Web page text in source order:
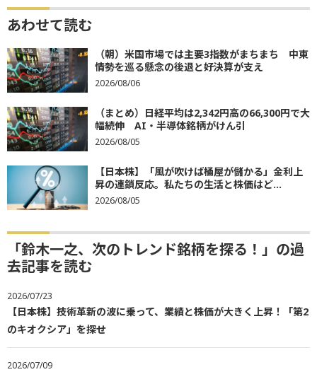
あわせて読む
（朝）米国市場では主要3指数がまちまち 中東
情勢を巡る懸念の後退と好決算が支え
2026/08/06
（まとめ）日経平均は2,342円高の66,300円で大
幅続伸 AI・半導体銘柄がけん引
2026/08/05
【日本株】「風が吹けば桶屋が儲かる」金利上
昇の連鎖反応。私たちの生活と株価はど...
2026/08/05
「鈴木一之、次のトレンド銘柄を探る！」の過
去記事を読む
2026/07/23
【日本株】技術革新の波に乗って、業績と株価が大きく上昇！「第2
のキオクシア」を探せ
2026/07/09